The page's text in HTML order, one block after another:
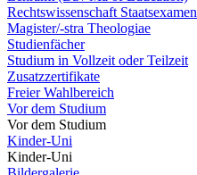
Rechtswissenschaft Staatsexamen
Magister/-stra Theologiae
Studienfächer
Studium in Vollzeit oder Teilzeit
Zusatzzertifikate
Freier Wahlbereich
Vor dem Studium
Vor dem Studium
Kinder-Uni
Kinder-Uni